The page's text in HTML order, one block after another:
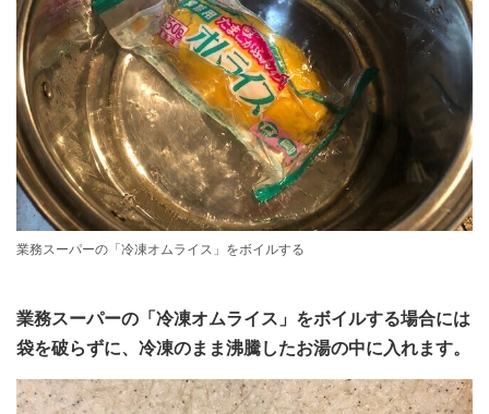
業務スーパーの「冷凍オムライス」をボイルする
業務スーパーの「冷凍オムライス」をボイルする場合には
袋を破らずに、冷凍のまま沸騰したお湯の中に入れます。